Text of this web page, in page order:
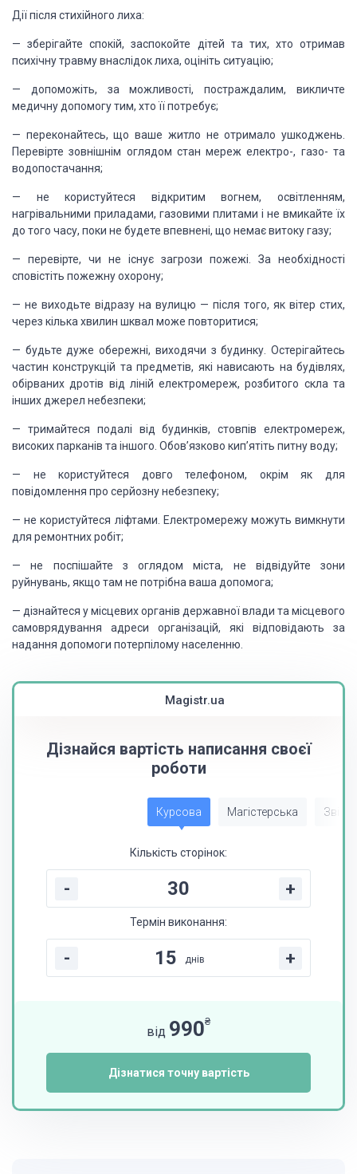
Дії після стихійного лиха:
— зберігайте спокій, заспокойте дітей та тих, хто отримав
психічну травму внаслідок лиха, оцініть ситуацію;
— допоможіть, за можливості, постраждалим, викличте
медичну допомогу тим, хто її потребує;
— переконайтесь, що ваше житло не отримало ушкоджень.
Перевірте зовнішнім оглядом стан мереж електро-, газо- та
водопостачання;
— не користуйтеся відкритим вогнем, освітленням,
нагрівальними приладами, газовими плитами і не вмикайте їх
до того часу, поки не будете впевнені, що немає витоку газу;
— перевірте, чи не існує загрози пожежі. За необхідності
сповістіть пожежну охорону;
— не виходьте відразу на вулицю — після того, як вітер стих,
через кілька хвилин шквал може повторитися;
— будьте дуже обережні, виходячи з будинку. Остерігайтесь
частин конструкцій та предметів, які нависають на будівлях,
обірваних дротів від ліній електромереж, розбитого скла та
інших джерел небезпеки;
— тримайтеся подалі від будинків, стовпів електромереж,
високих парканів та іншого. Обов’язково кип’ятіть питну воду;
— не користуйтеся довго телефоном, окрім як для
повідомлення про серйозну небезпеку;
— не користуйтеся ліфтами. Електромережу можуть вимкнути
для ремонтних робіт;
— не поспішайте з оглядом міста, не відвідуйте зони
руйнувань, якщо там не потрібна ваша допомога;
— дізнайтеся у місцевих органів державної влади та місцевого
самоврядування адреси організацій, які відповідають за
надання допомоги потерпілому населенню.
Magistr.ua
Дізнайся вартість написання своєї
роботи
Курсова Магістерська Звіт
Кількість сторінок:
- +
Термін виконання:
- днів +
від 990₴
Дізнатися точну вартість